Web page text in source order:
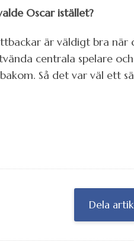
Oscar istället?
är väldigt bra
centrala spelare
Så det var väl ett
Dela